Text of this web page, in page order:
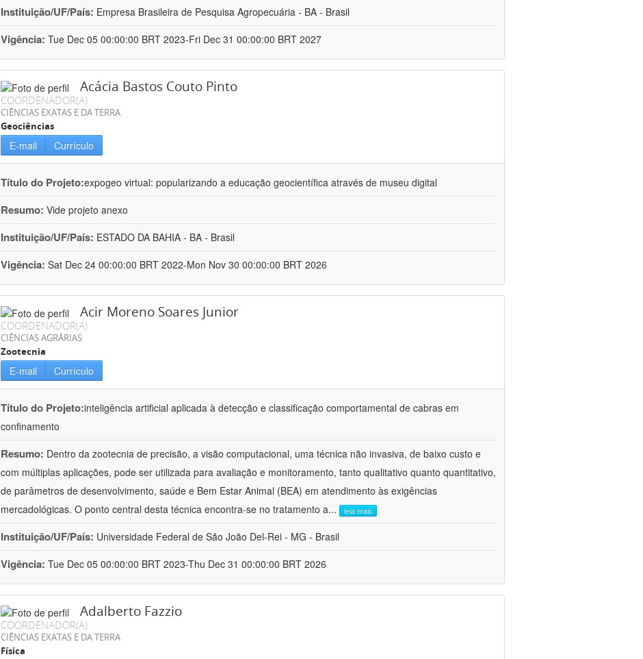
Instituição/UF/País: Empresa Brasileira de Pesquisa Agropecuária - BA - Brasil
Vigência: Tue Dec 05 00:00:00 BRT 2023-Fri Dec 31 00:00:00 BRT 2027
Acácia Bastos Couto Pinto
COORDENADOR(A)
CIÊNCIAS EXATAS E DA TERRA
Geociências
E-mail Currículo
Título do Projeto:expogeo virtual: popularizando a educação geocientífica através de museu digital
Resumo: Vide projeto anexo
Instituição/UF/País: ESTADO DA BAHIA - BA - Brasil
Vigência: Sat Dec 24 00:00:00 BRT 2022-Mon Nov 30 00:00:00 BRT 2026
Acir Moreno Soares Junior
COORDENADOR(A)
CIÊNCIAS AGRÁRIAS
Zootecnia
E-mail Currículo
Título do Projeto:inteligência artificial aplicada à detecção e classificação comportamental de cabras em
confinamento
Resumo: Dentro da zootecnia de precisão, a visão computacional, uma técnica não invasiva, de baixo custo e
com múltiplas aplicações, pode ser utilizada para avaliação e monitoramento, tanto qualitativo quanto quantitativo,
de parâmetros de desenvolvimento, saúde e Bem Estar Animal (BEA) em atendimento às exigências
mercadológicas. O ponto central desta técnica encontra-se no tratamento a... leia mais
Instituição/UF/País: Universidade Federal de São João Del-Rei - MG - Brasil
Vigência: Tue Dec 05 00:00:00 BRT 2023-Thu Dec 31 00:00:00 BRT 2026
Adalberto Fazzio
COORDENADOR(A)
CIÊNCIAS EXATAS E DA TERRA
Física